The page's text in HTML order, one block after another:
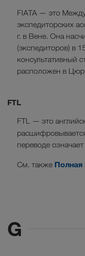
FIATA — это
экспедиторских
г. в Вене. Она
(экспедиторов) в
консультативный
расположен в
FTL
FTL — это
переводе
См. также Полная
G